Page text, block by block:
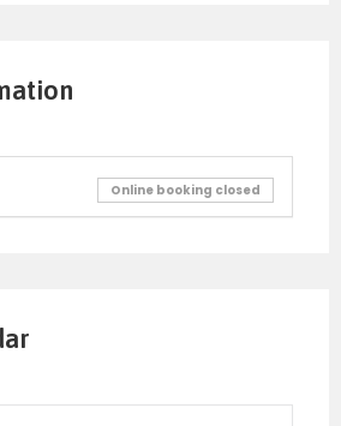
Online booking closed